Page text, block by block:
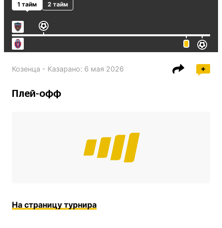
1 тайм 2 тайм
Козенца - Казарано: 6 мая 2026
Плей-офф
На страницу турнира